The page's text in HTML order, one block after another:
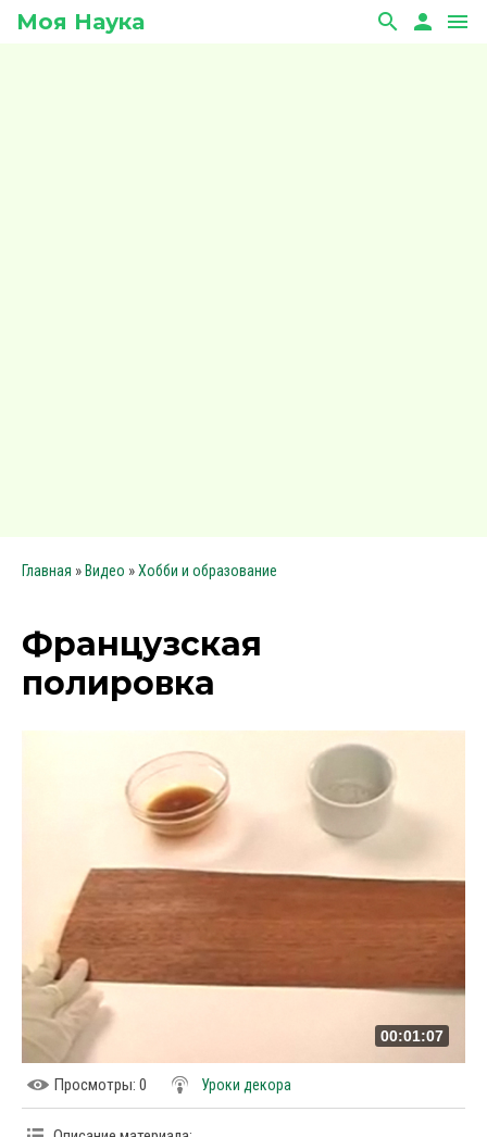
Моя Наука search person menu
Главная » Видео »Хобби и образование
Французская
полировка
00:01:07
Просмотры: 0 Уроки декора